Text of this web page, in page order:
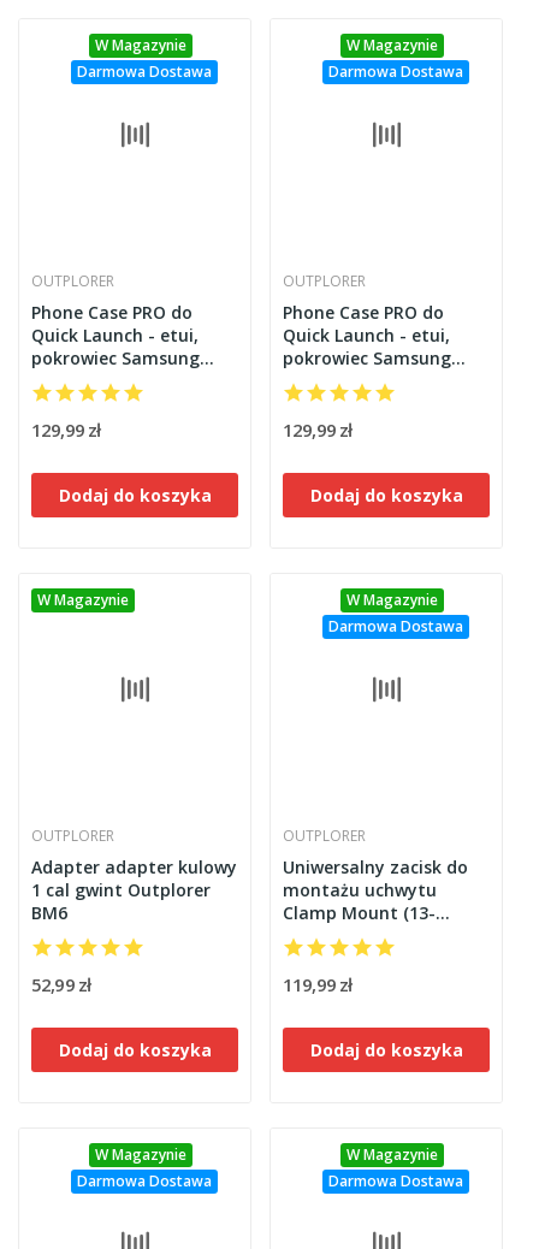
W Magazynie
Darmowa Dostawa
OUTPLORER
Phone Case PRO do
Quick Launch - etui,
pokrowiec Samsung
Galaxy S25+ plus
Outplorer QPS25P
129,99 zł
Dodaj do koszyka
W Magazynie
Darmowa Dostawa
OUTPLORER
Phone Case PRO do
Quick Launch - etui,
pokrowiec Samsung
Galaxy S25 Ultra
Outplorer QPS25P
129,99 zł
Dodaj do koszyka
W Magazynie
OUTPLORER
Adapter adapter kulowy
1 cal gwint Outplorer
BM6
52,99 zł
Dodaj do koszyka
W Magazynie
Darmowa Dostawa
OUTPLORER
Uniwersalny zacisk do
montażu uchwytu
Clamp Mount (13-
42mm) Outplorer CM10
119,99 zł
Dodaj do koszyka
W Magazynie
Darmowa Dostawa
W Magazynie
Darmowa Dostawa